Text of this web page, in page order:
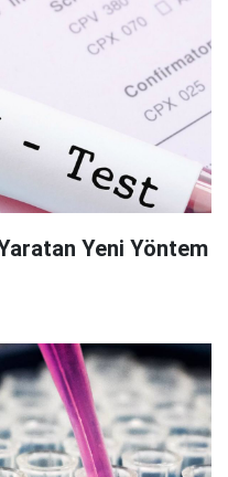
Yeni Yöntem